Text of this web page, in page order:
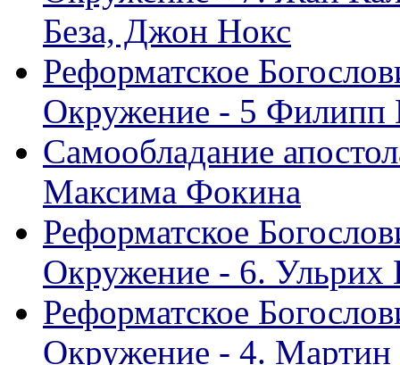
Беза, Джон Нокс
Реформатское
Окружение - 5 Филипп
Самообладание
Максима Фокина
Реформатское
Окружение - 6. Ульрих
Реформатское
Окружение - 4.